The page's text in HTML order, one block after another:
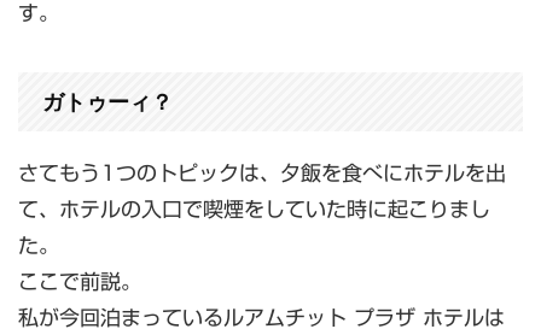
す。
ガトゥーィ？
さてもう1つのトピックは、夕飯を食べにホテルを出
て、ホテルの入口で喫煙をしていた時に起こりまし
た。
ここで前説。
私が今回泊まっているルアムチット プラザ ホテルは